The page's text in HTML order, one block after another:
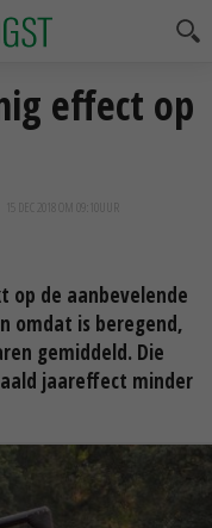
effect op
15 DEC 2018 OM 09:10
op de aanbevelende
omdat is beregend,
gemiddeld. Die
jaareffect minder